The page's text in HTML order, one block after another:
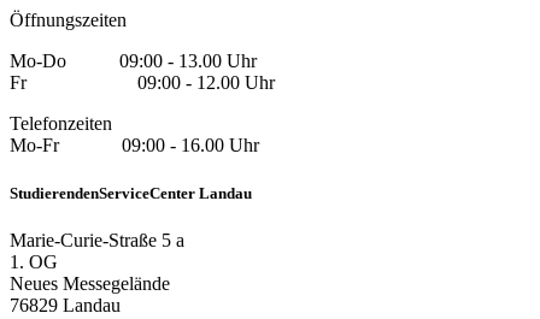
Öffnungszeiten
Mo-Do 09:00 - 13.00 Uhr
Fr 09:00 - 12.00 Uhr
Telefonzeiten
Mo-Fr 09:00 - 16.00 Uhr
StudierendenServiceCenter Landau
Marie-Curie-Straße 5 a
1. OG
Neues Messegelände
76829 Landau